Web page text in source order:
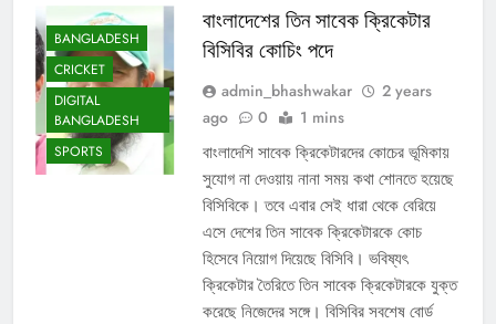
BANGLADESH
CRICKET
DIGITAL
BANGLADESH
SPORTS
বাংলাদেশের তিন সাবেক ক্রিকেটার
বিসিবির কোচিং পদে
admin_bhashwakar
2 years
ago
0 1 mins
বাংলাদেশি সাবেক ক্রিকেটারদের কোচের ভূমিকায়
সুযোগ না দেওয়ায় নানা সময় কথা শোনতে হয়েছে
বিসিবিকে। তবে এবার সেই ধারা থেকে বেরিয়ে
এসে দেশের তিন সাবেক ক্রিকেটারকে কোচ
হিসেবে নিয়োগ দিয়েছে বিসিবি। ভবিষ্যৎ
ক্রিকেটার তৈরিতে তিন সাবেক ক্রিকেটারকে যুক্ত
করেছে নিজেদের সঙ্গে। বিসিবির সবশেষ বোর্ড